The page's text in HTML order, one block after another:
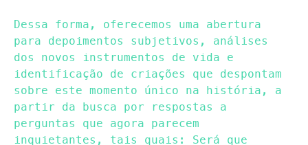
Dessa forma, oferecemos uma abertura
para depoimentos subjetivos, análises
dos novos instrumentos de vida e
identificação de criações que despontam
sobre este momento único na história, a
partir da busca por respostas a
perguntas que agora parecem
inquietantes, tais quais: Será que